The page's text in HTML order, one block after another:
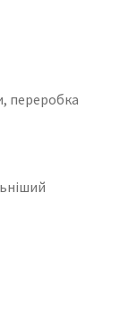
переробка